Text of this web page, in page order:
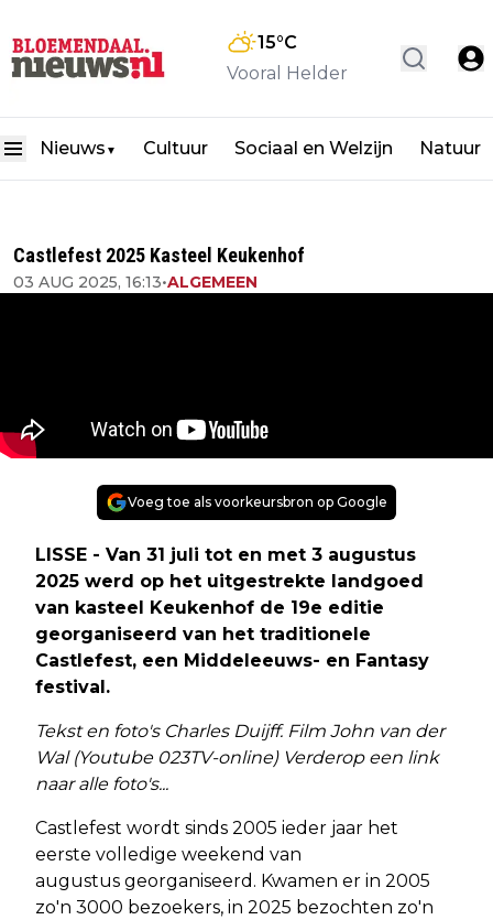
15°C
Vooral Helder
Nieuws ▼ Cultuur Sociaal en Welzijn Natuur
Castlefest 2025 Kasteel Keukenhof
03 AUG 2025, 16:13•ALGEMEEN
Voeg toe als voorkeursbron op Google
LISSE - Van 31 juli tot en met 3 augustus
2025 werd op het uitgestrekte landgoed
van kasteel Keukenhof de 19e editie
georganiseerd van het traditionele
Castlefest, een Middeleeuws- en Fantasy
festival.
Tekst en foto's Charles Duijff. Film John van der
Wal (Youtube 023TV-online) Verderop een link
naar alle foto's...
Castlefest wordt sinds 2005 ieder jaar het
eerste volledige weekend van
augustus georganiseerd. Kwamen er in 2005
zo'n 3000 bezoekers, in 2025 bezochten zo'n